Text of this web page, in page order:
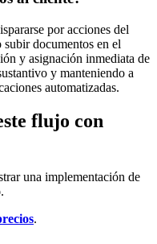
por acciones del
documentos en el
y asignación inmediata de
y manteniendo a
automatizadas.
flujo con
una implementación de
.